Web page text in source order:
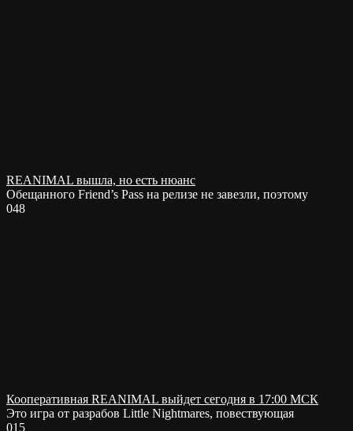
REANIMAL вышла, но есть нюанс
Обещанного Friend’s Pass на релизе не завезли, поэтому
048
Кооперативная REANIMAL выйдет сегодня в 17:00 МСК
Это игра от разрабов Little Nightmares, повествующая
015